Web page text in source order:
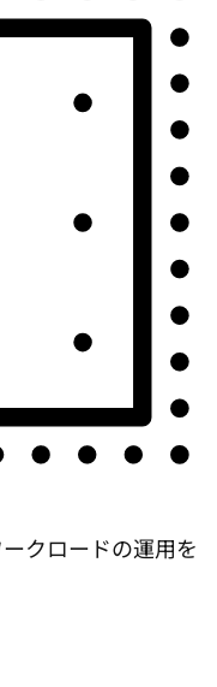
クロードの運用を